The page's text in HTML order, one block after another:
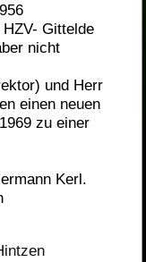
Gittelde
nicht
und Herr
einen neuen
zu einer
Kerl.